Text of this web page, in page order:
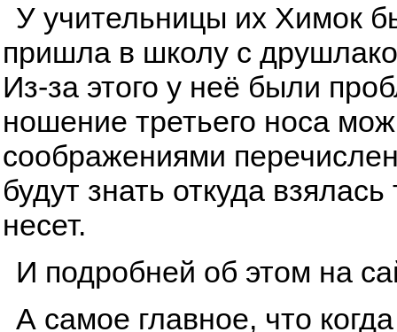
У учительницы их Химок
пришла в школу с
Из-за этого у неё были
ношение третьего носа
соображениями
будут знать откуда
несет.
И подробней об этом на
А самое главное, что